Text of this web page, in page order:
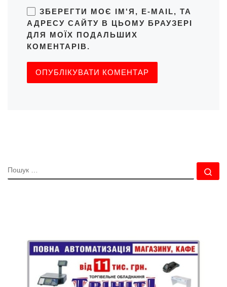
ЗБЕРЕГТИ МОЄ ІМ'Я, E-MAIL, ТА
АДРЕСУ САЙТУ В ЦЬОМУ БРАУЗЕРІ
ДЛЯ МОЇХ ПОДАЛЬШИХ
КОМЕНТАРІВ.
ПОШУК